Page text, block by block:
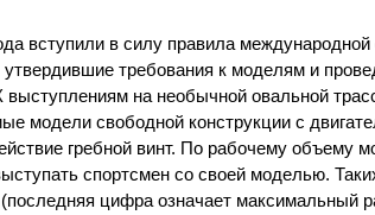
вступили в силу правила
требования к моделям и
на необычной овальной
модели свободной конструкции с
гребной винт. По рабочему объему
спортсмен со своей моделью.
цифра означает максимальный